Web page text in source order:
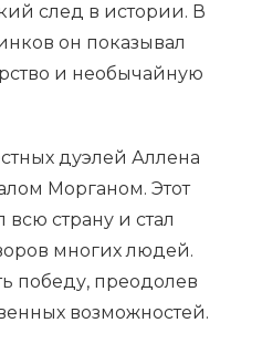
след в истории. В
он показывал
и необычайную
дуэлей Аллена
Морганом. Этот
страну и стал
многих людей.
победу, преодолев
возможностей.